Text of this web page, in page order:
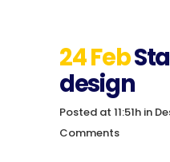
24 Feb
design
Posted at 11:51h in
Comments